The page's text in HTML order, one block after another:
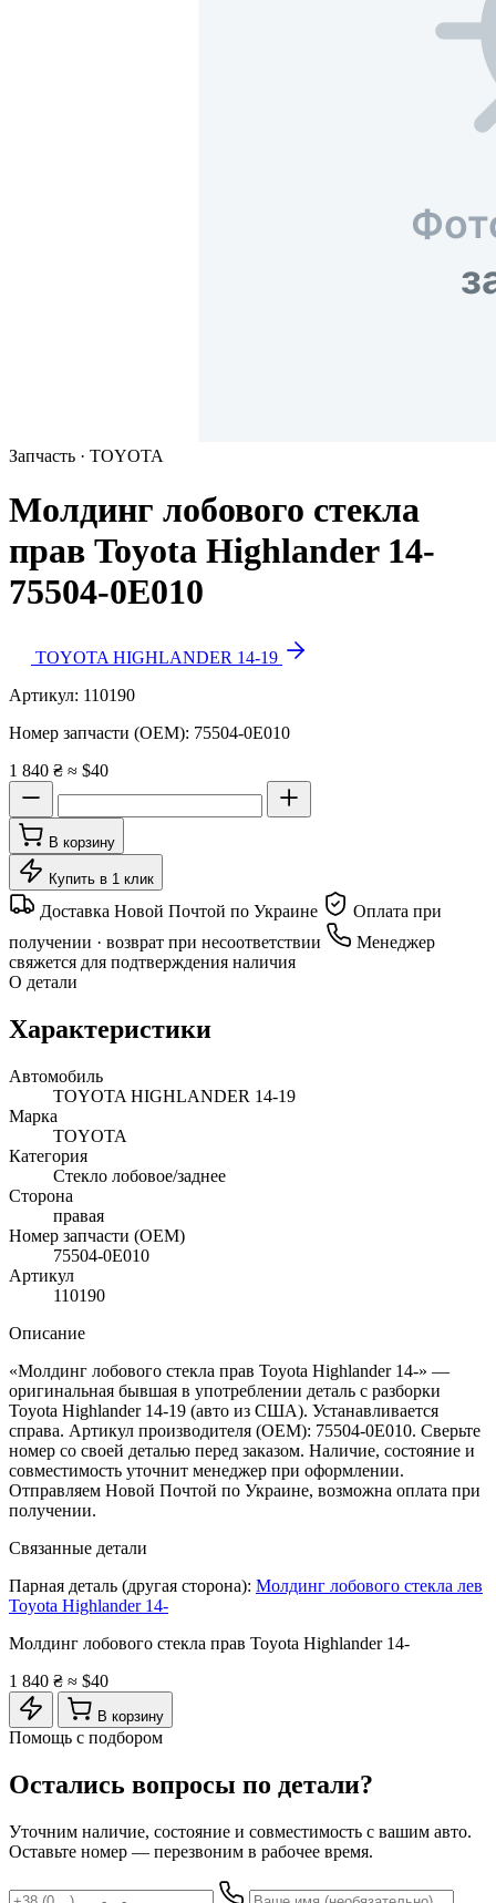
Запчасть · TOYOTA
Молдинг лобового стекла
прав Toyota Highlander 14-
75504-0E010
TOYOTA HIGHLANDER 14-19
Артикул: 110190
Номер запчасти (OEM): 75504-0E010
1 840 ₴ ≈ $40
В корзину
Купить в 1 клик
Доставка Новой Почтой по Украине
Оплата при
получении · возврат при несоответствии
Менеджер
свяжется для подтверждения наличия
О детали
Характеристики
Автомобиль
TOYOTA HIGHLANDER 14-19
Марка
TOYOTA
Категория
Стекло лобовое/заднее
Сторона
правая
Номер запчасти (OEM)
75504-0E010
Артикул
110190
Описание
«Молдинг лобового стекла прав Toyota Highlander 14-» —
оригинальная бывшая в употреблении деталь с разборки
Toyota Highlander 14-19 (авто из США). Устанавливается
справа. Артикул производителя (OEM): 75504-0E010. Сверьте
номер со своей деталью перед заказом. Наличие, состояние и
совместимость уточнит менеджер при оформлении.
Отправляем Новой Почтой по Украине, возможна оплата при
получении.
Связанные детали
Парная деталь (другая сторона): Молдинг лобового стекла лев
Toyota Highlander 14-
Молдинг лобового стекла прав Toyota Highlander 14-
1 840 ₴ ≈ $40
В корзину
Помощь с подбором
Остались вопросы по детали?
Уточним наличие, состояние и совместимость с вашим авто.
Оставьте номер — перезвоним в рабочее время.